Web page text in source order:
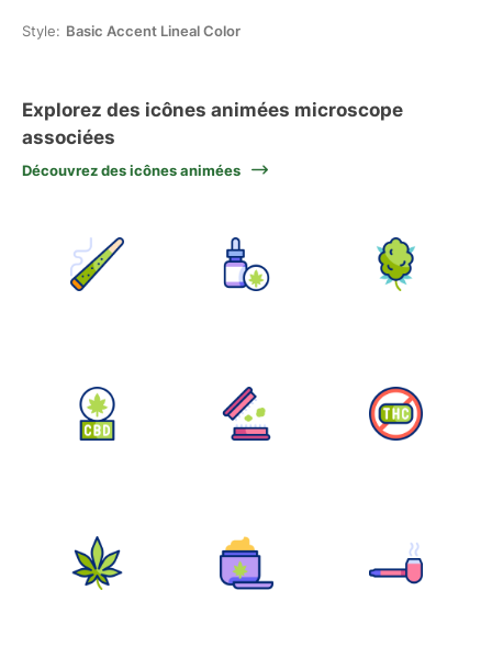
Style: Basic Accent Lineal Color
Explorez des icônes animées microscope
associées
Découvrez des icônes animées